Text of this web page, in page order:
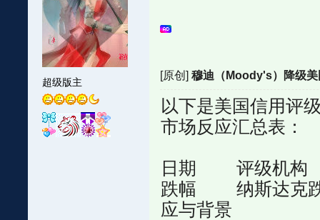
超级版主
[原创] 穆迪（Moody's）降级
以下是美国信用评
市场反应汇总表：
日期 评级机
跌幅 纳斯达克
应与背景